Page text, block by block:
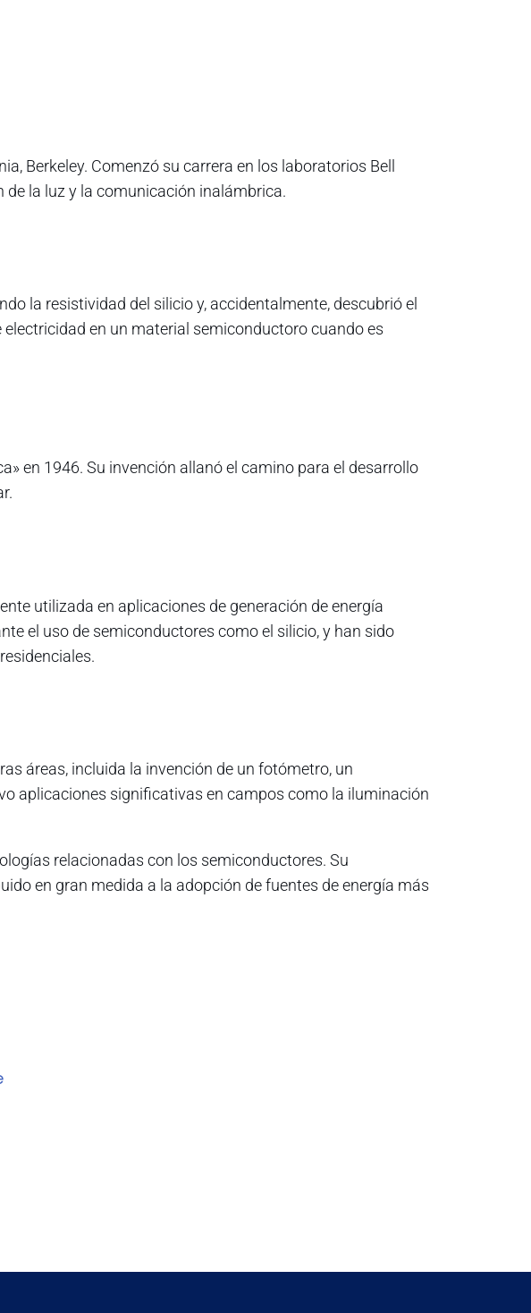
Berkeley. Comenzó su carrera en los laboratorios Bell
de la luz y la comunicación inalámbrica.
la resistividad del silicio y, accidentalmente, descubrió el
en un material semiconductoro cuando es
en 1946. Su invención allanó el camino para el desarrollo
utilizada en aplicaciones de generación de energía
el uso de semiconductores como el silicio, y han sido
áreas, incluida la invención de un fotómetro, un
aplicaciones significativas en campos como la iluminación
relacionadas con los semiconductores. Su
en gran medida a la adopción de fuentes de energía más